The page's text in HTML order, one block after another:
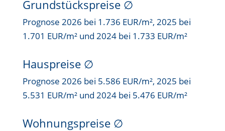
Grundstückspreise ∅
Prognose 2026 bei 1.736 EUR/m², 2025 bei
1.701 EUR/m² und 2024 bei 1.733 EUR/m²
Hauspreise ∅
Prognose 2026 bei 5.586 EUR/m², 2025 bei
5.531 EUR/m² und 2024 bei 5.476 EUR/m²
Wohnungspreise ∅